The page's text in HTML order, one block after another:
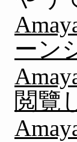
ーン
閲覽